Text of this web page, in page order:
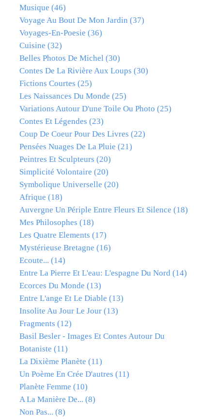
Musique (46)
Voyage Au Bout De Mon Jardin (37)
Voyages-En-Poesie (36)
Cuisine (32)
Belles Photos De Michel (30)
Contes De La Rivière Aux Loups (30)
Fictions Courtes (25)
Les Naissances Du Monde (25)
Variations Autour D'une Toile Ou Photo (25)
Contes Et Légendes (23)
Coup De Coeur Pour Des Livres (22)
Pensées Nuages De La Pluie (21)
Peintres Et Sculpteurs (20)
Simplicité Volontaire (20)
Symbolique Universelle (20)
Afrique (18)
Auvergne Un Périple Entre Fleurs Et Silence (18)
Mes Philosophes (18)
Les Quatre Elements (17)
Mystérieuse Bretagne (16)
Ecoute... (14)
Entre La Pierre Et L'eau: L'espagne Du Nord (14)
Ecorces Du Monde (13)
Entre L'ange Et Le Diable (13)
Insolite Au Jour Le Jour (13)
Fragments (12)
Basil Besler - Images Et Contes Autour Du
Botaniste (11)
La Dixième Planète (11)
Un Poème En Crée D'autres (11)
Planète Femme (10)
A La Manière De... (8)
Non Pas... (8)